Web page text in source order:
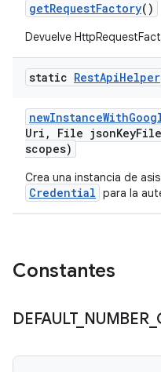
getRequestFactory()
Devuelve
static RestApiHelper
newInstanceWith
Uri , File jsonKeyFile
scopes)
Crea una instancia de
Credential para la
Constantes
DEFAULT_ NUMBER_